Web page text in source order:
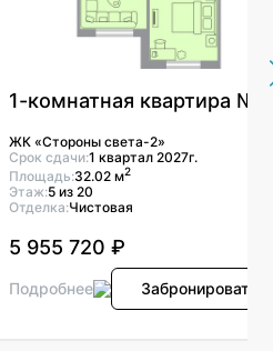
1-комнатная квартира №47
ЖК «Стороны света-2»
Срок сдачи:1 квартал 2027г.
Площадь:32.02 м2
Этаж:5 из 20
Отделка:Чистовая
5 955 720 ₽
Подробнее Забронировать